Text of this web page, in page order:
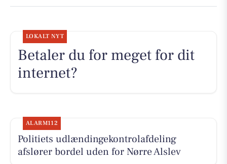
LOKALT NYT
Betaler du for meget for dit
internet?
ALARM112
Politiets udlændingekontrolafdeling
afslører bordel uden for Nørre Alslev